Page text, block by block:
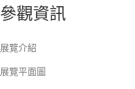
參觀資訊
展覽介紹
展覽平面圖